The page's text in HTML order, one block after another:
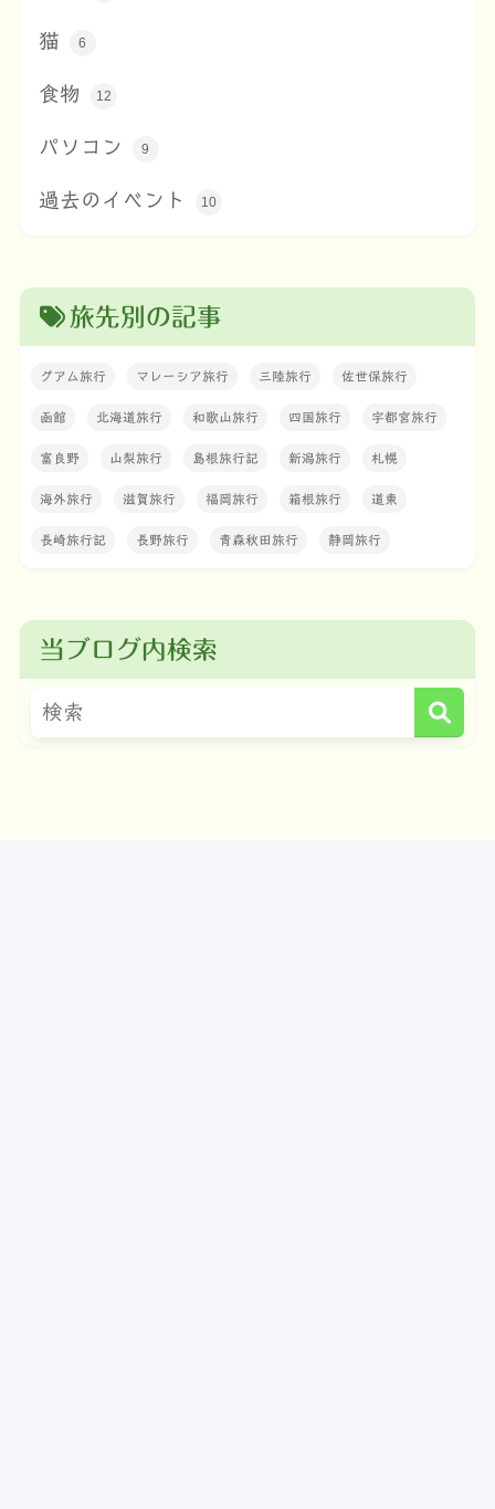
猫 6
食物 12
パソコン 9
過去のイベント 10
旅先別の記事
グアム旅行 マレーシア旅行 三陸旅行 佐世保旅行
函館 北海道旅行 和歌山旅行 四国旅行 宇都宮旅行
富良野 山梨旅行 島根旅行記 新潟旅行 札幌
海外旅行 滋賀旅行 福岡旅行 箱根旅行 道東
長崎旅行記 長野旅行 青森秋田旅行 静岡旅行
当ブログ内検索